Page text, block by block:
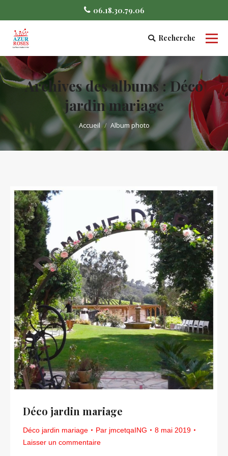
06.18.30.79.06
Search:
Recherche
Archives des albums :Déco
jardin mariage
Vous êtes ici :
Accueil Album photo
Déco jardin mariage
Déco jardin mariage Par jmcetqaING
8 mai 2019
Laisser un commentaire